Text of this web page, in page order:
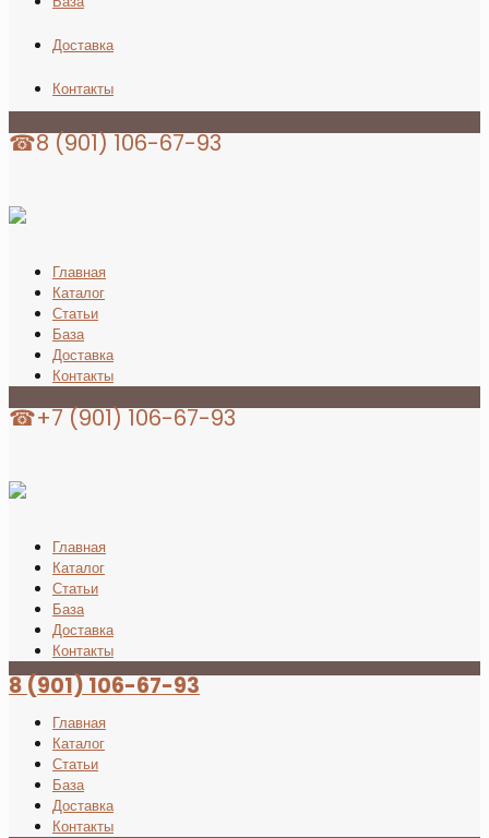
Доставка
Контакты
☎8 (901) 106-67-93
Главная
Каталог
Статьи
База
Доставка
Контакты
☎+7 (901) 106-67-93
Главная
Каталог
Статьи
База
Доставка
Контакты
8 (901) 106-67-93
Главная
Каталог
Статьи
База
Доставка
Контакты